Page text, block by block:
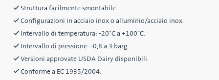
Struttura facilmente smontabile.
Configurazioni in acciaio inox o alluminio/acciaio inox.
Intervallo di temperatura: -20°C a +100°C.
Intervallo di pressione: -0,8 a 3 barg.
Versioni approvate USDA Dairy disponibili.
Conforme a EC 1935/2004.